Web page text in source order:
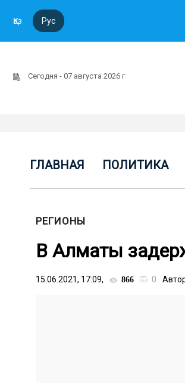
Қаз Рус
Сегодня - 07 августа 2026 г
ГЛАВНАЯ ПОЛИТИКА
РЕГИОНЫ
В Алматы
15.06.2021, 17:09, 866 0